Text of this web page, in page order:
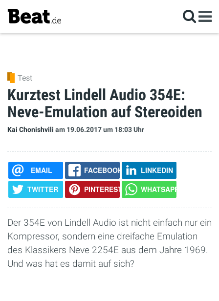
Test
Kurztest Lindell Audio 354E:
Neve-Emulation auf Stereoiden
Kai Chonishvili am 19.06.2017um 18:03 Uhr
EMAIL FACEBOOK
LINKEDIN
TWITTER
PINTEREST WHATSAPP
Der 354E von Lindell Audio ist nicht einfach nur ein
Kompressor, sondern eine dreifache Emulation
des Klassikers Neve 2254E aus dem Jahre 1969.
Und was hat es damit auf sich?